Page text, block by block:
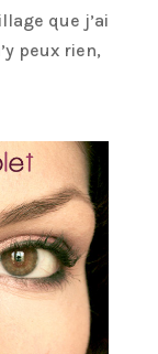
que j’ai
peux rien,